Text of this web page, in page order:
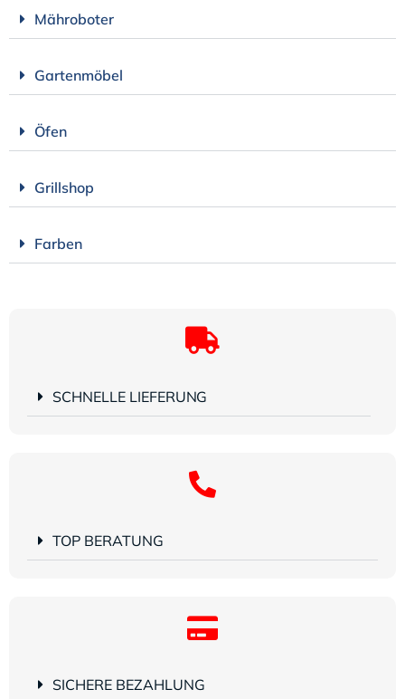
Mähroboter
Gartenmöbel
Öfen
Grillshop
Farben
SCHNELLE LIEFERUNG
TOP BERATUNG
SICHERE BEZAHLUNG